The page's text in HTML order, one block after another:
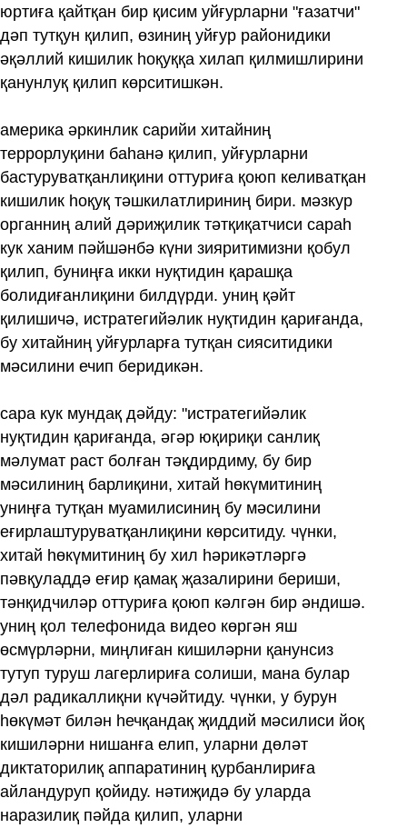
юртиға қайтқан бир қисим уйғурларни "ғазатчи"
дәп тутқун қилип, өзиниң уйғур районидики
әқәллий кишилик һоқуққа хилап қилмишлирини
қанунлуқ қилип көрситишкән.
америка әркинлик сарийи хитайниң
террорлуқини баһанә қилип, уйғурларни
бастуруватқанлиқини оттуриға қоюп келиватқан
кишилик һоқуқ тәшкилатлириниң бири. мәзкур
органниң алий дәриҗилик тәтқиқатчиси сараһ
кук ханим пәйшәнбә күни зияритимизни қобул
қилип, буниңға икки нуқтидин қарашқа
болидиғанлиқини билдүрди. униң қәйт
қилишичә, истратегийәлик нуқтидин қариғанда,
бу хитайниң уйғурларға тутқан сияситидики
мәсилини ечип беридикән.
сара кук мундақ дәйду: "истратегийәлик
нуқтидин қариғанда, әгәр юқириқи санлиқ
мәлумат раст болған тәқдирдиму, бу бир
мәсилиниң барлиқини, хитай һөкүмитиниң
униңға тутқан муамилисиниң бу мәсилини
еғирлаштуруватқанлиқини көрситиду. чүнки,
хитай һөкүмитиниң бу хил һәрикәтләргә
пәвқуладдә еғир қамақ җазалирини бериши,
тәнқидчиләр оттуриға қоюп кәлгән бир әндишә.
униң қол телефонида видео көргән яш
өсмүрләрни, миңлиған кишиләрни қанунсиз
тутуп туруш лагерлириға солиши, мана булар
дәл радикаллиқни күчәйтиду. чүнки, у бурун
һөкүмәт билән һечқандақ җиддий мәсилиси йоқ
кишиләрни нишанға елип, уларни дөләт
диктаторилиқ аппаратиниң қурбанлириға
айландуруп қойиду. нәтиҗидә бу уларда
наразилиқ пәйда қилип, уларни